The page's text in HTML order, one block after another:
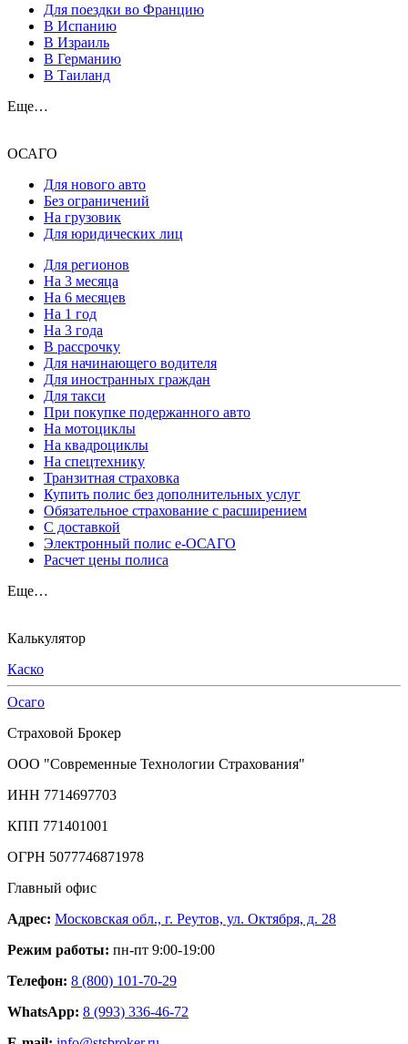
Для поездки во Францию
В Испанию
В Израиль
В Германию
В Таиланд
Еще…
ОСАГО
Для нового авто
Без ограничений
На грузовик
Для юридических лиц
Для регионов
На 3 месяца
На 6 месяцев
На 1 год
На 3 года
В рассрочку
Для начинающего водителя
Для иностранных граждан
Для такси
При покупке подержанного авто
На мотоциклы
На квадроциклы
На спецтехнику
Транзитная страховка
Купить полис без дополнительных услуг
Обязательное страхование с расширением
С доставкой
Электронный полис е-ОСАГО
Расчет цены полиса
Еще…
Калькулятор
Каско
Осаго
Страховой Брокер
ООО "Современные Технологии Страхования"
ИНН 7714697703
КПП 771401001
ОГРН 5077746871978
Главный офис
Адрес: Московская обл., г. Реутов, ул. Октября, д. 28
Режим работы: пн-пт 9:00-19:00
Телефон: 8 (800) 101-70-29
WhatsApp: 8 (993) 336-46-72